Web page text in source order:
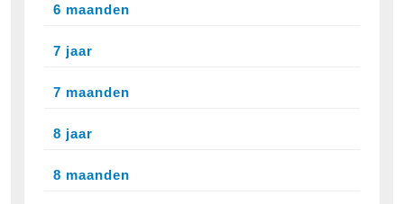
6 maanden
7 jaar
7 maanden
8 jaar
8 maanden